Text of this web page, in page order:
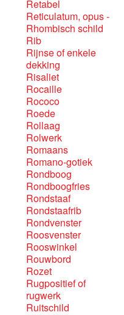
Retabel
Reticulatum, opus -
Rhombisch schild
Rib
Rijnse of enkele
dekking
Risaliet
Rocaille
Rococo
Roede
Rollaag
Rolwerk
Romaans
Romano-gotiek
Rondboog
Rondboogfries
Rondstaaf
Rondstaafrib
Rondvenster
Roosvenster
Rooswinkel
Rouwbord
Rozet
Rugpositief of
rugwerk
Ruitschild